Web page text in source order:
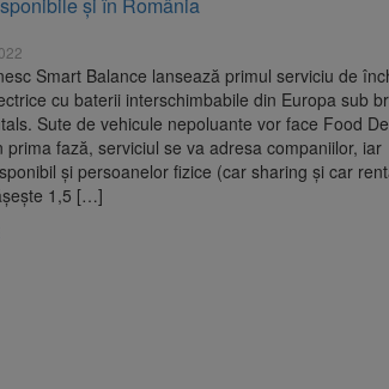
DN1E Brașov – Poiana Brașov după un
de medic specialist. Subiecte unice în
Smart Balance lansează primul serviciu de
cu baterii interschimbabile din Europa sub
Sute de vehicule nepoluante vor face Food
prima fază, serviciul se va adresa companiilor, iar
și persoanelor fizice (car sharing și car
1,5 […]